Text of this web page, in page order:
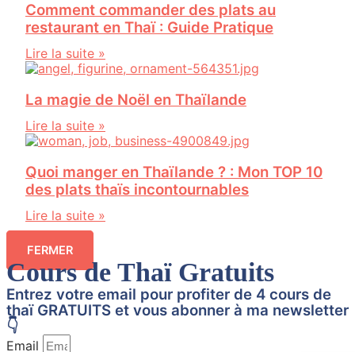
Comment commander des plats au
restaurant en Thaï : Guide Pratique
Lire la suite »
La magie de Noël en Thaïlande
Lire la suite »
Quoi manger en Thaïlande ? : Mon TOP 10
des plats thaïs incontournables
Lire la suite »
FERMER
Cours de Thaï Gratuits
Entrez votre email pour profiter de 4 cours de
thaï GRATUITS et vous abonner à ma newsletter
👇
Email